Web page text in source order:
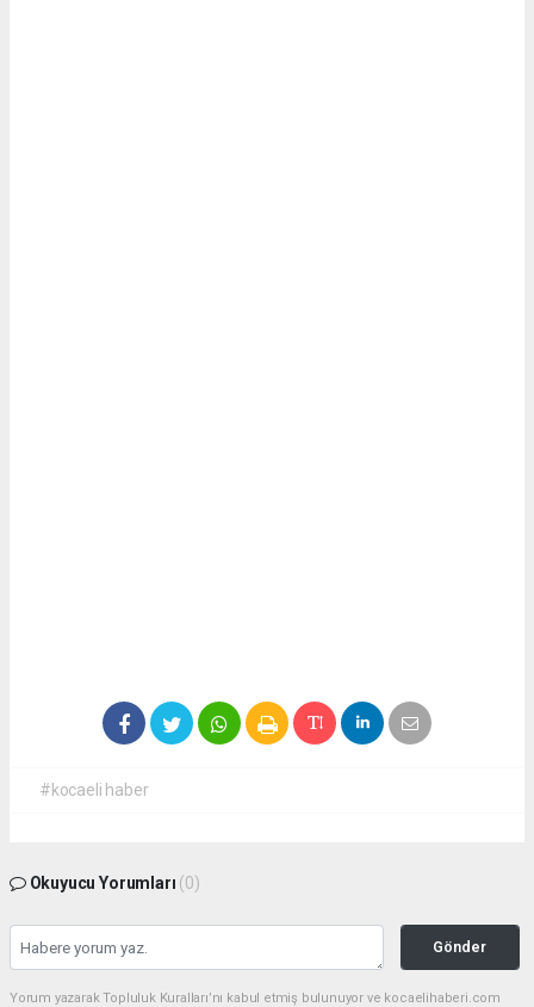
#kocaeli haber
Okuyucu Yorumları (0)
Gönder
Yorum yazarak Topluluk Kuralları’nı kabul etmiş bulunuyor ve kocaelihaberi.com